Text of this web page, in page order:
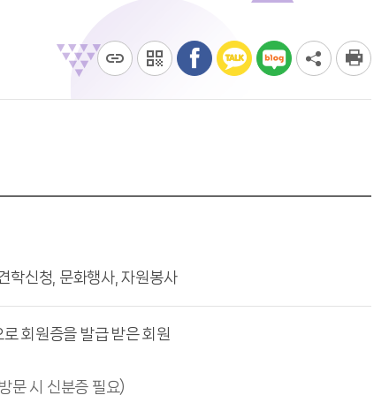
학신청, 문화행사, 자원봉사
회원증을 발급 받은 회원
문 시 신분증 필요)